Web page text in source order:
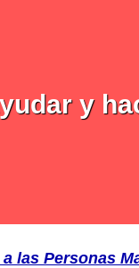
y
las Personas